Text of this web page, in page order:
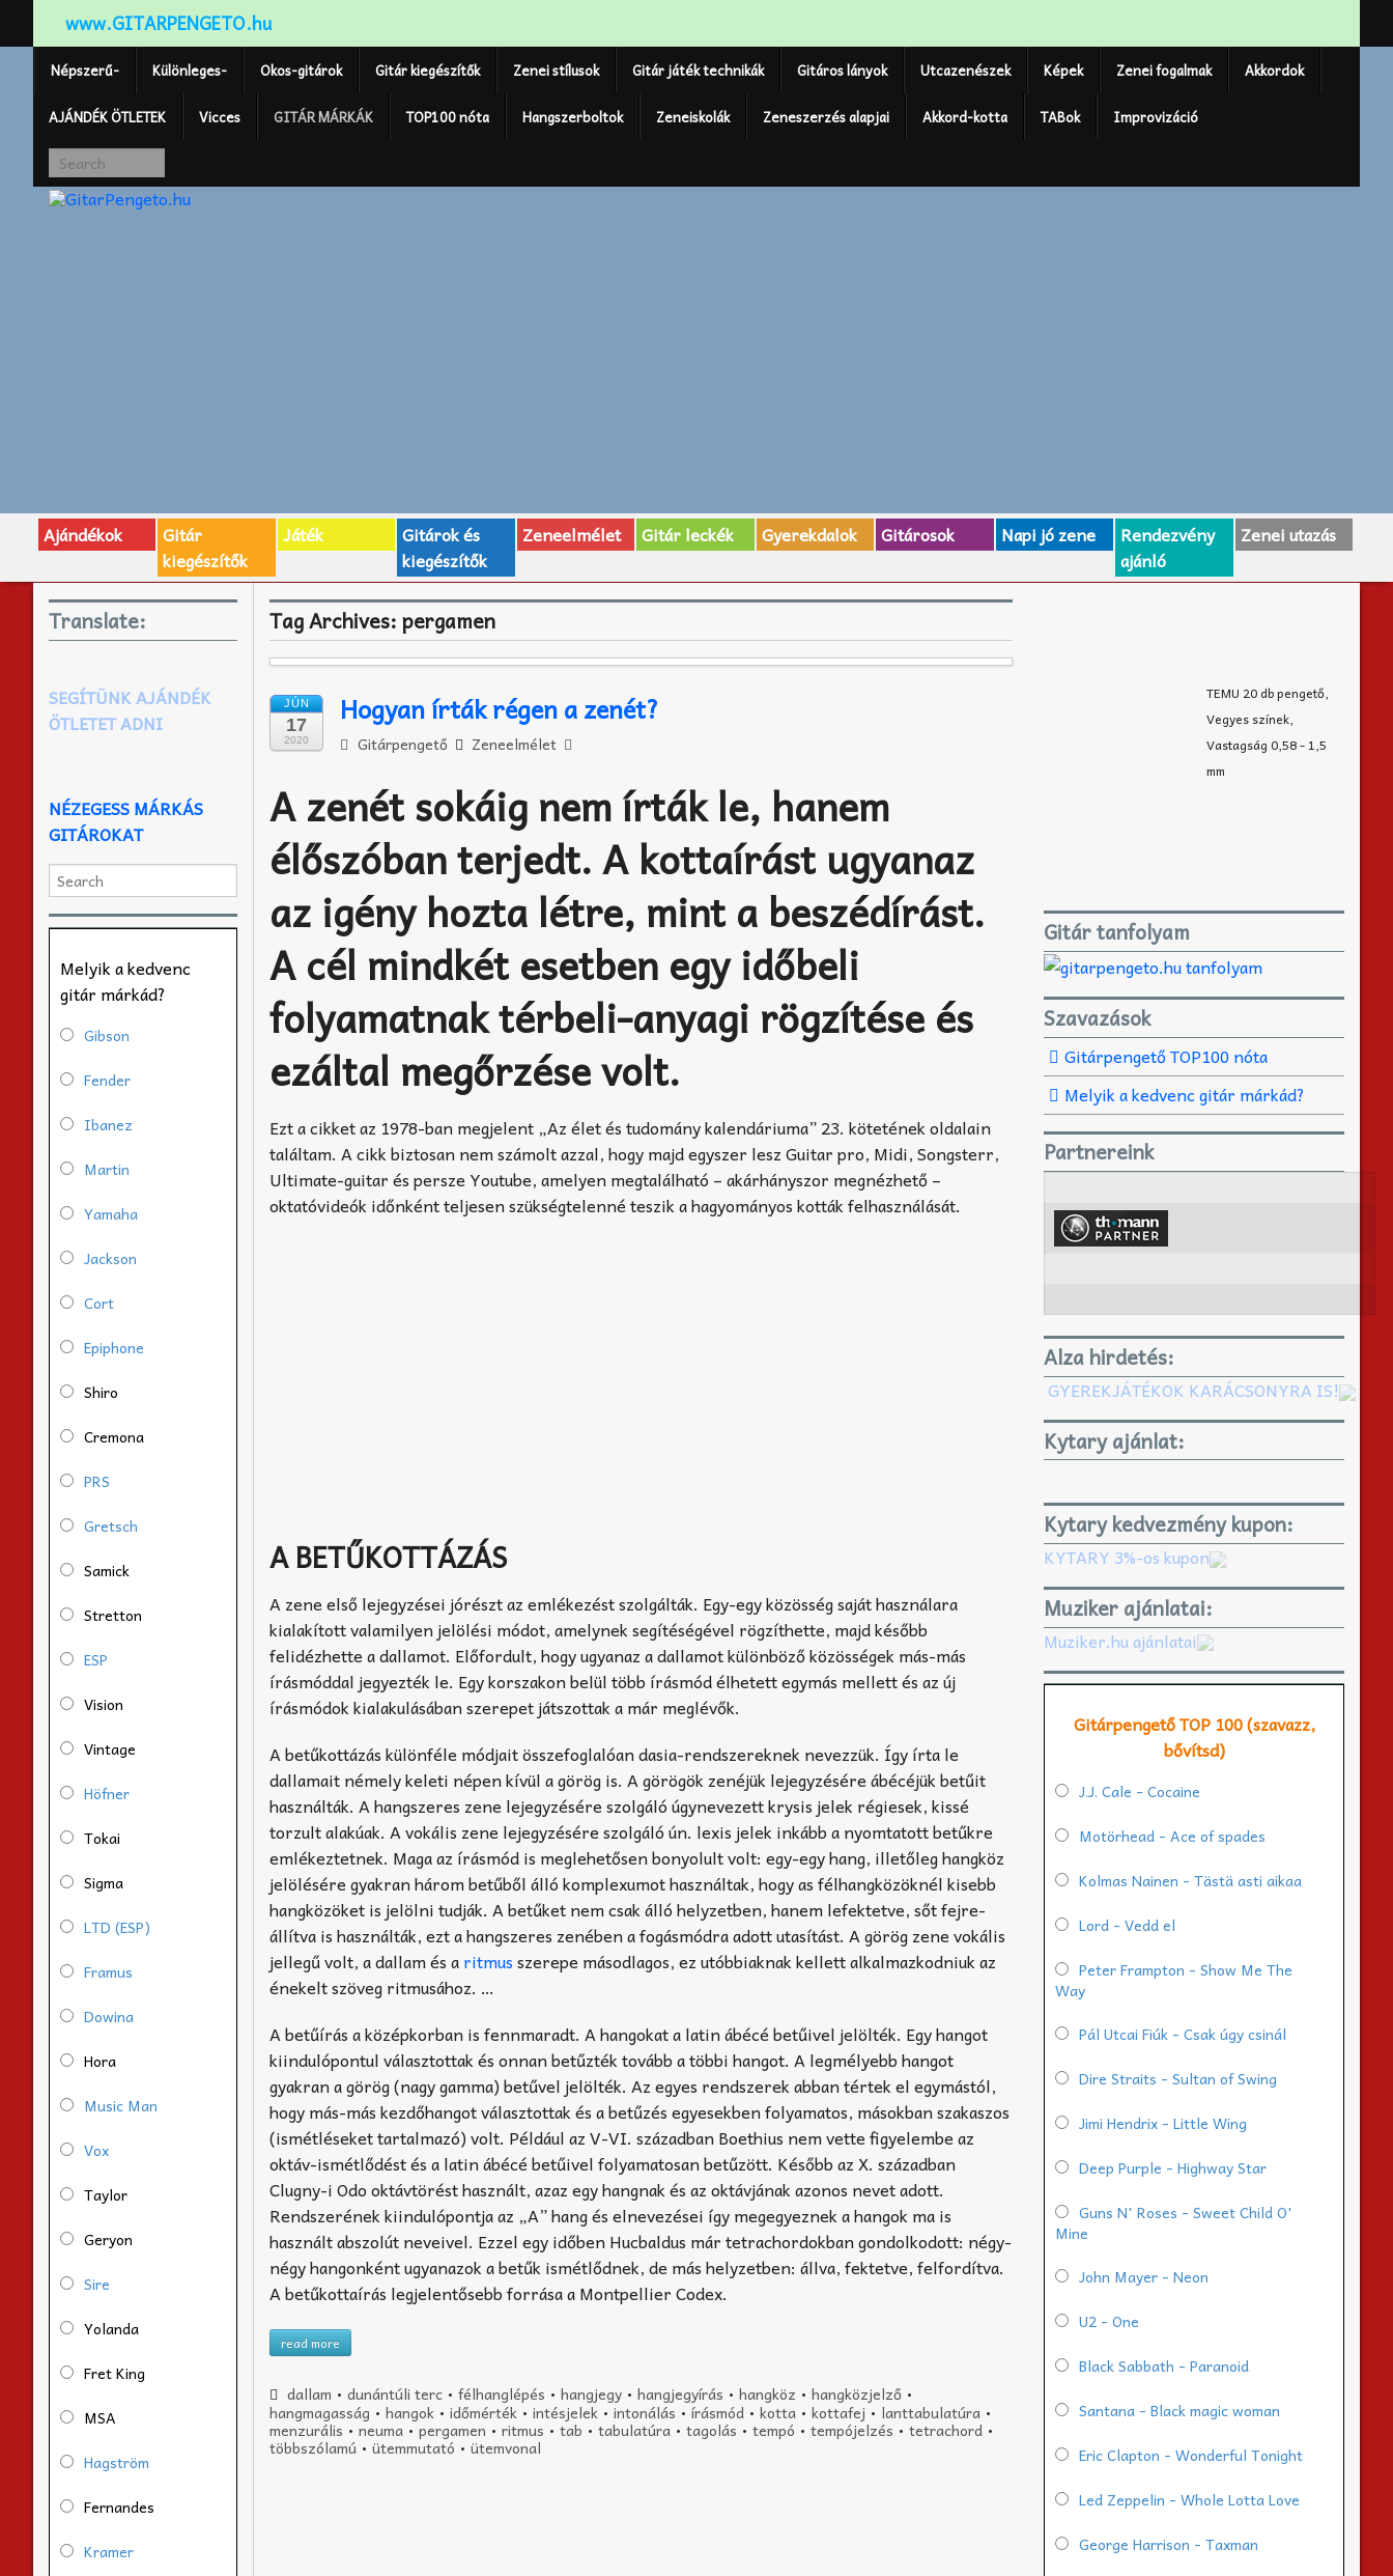
www.GITARPENGETO.hu
Népszerű- Különleges- Okos-gitárok Gitár kiegészítők Zenei stílusok Gitár játék technikák Gitáros lányok Utcazenészek Képek Zenei fogalmak Akkordok
AJÁNDÉK ÖTLETEK Vicces GITÁR MÁRKÁK TOP100 nóta Hangszerboltok Zeneiskolák Zeneszerzés alapjai Akkord-kotta TABok Improvizáció
Ajándékok
Gitár
kiegészítők
Játék
Gitárok és
kiegészítők
Zeneelmélet Gitár leckék Gyerekdalok Gitárosok Napi jó zene
Rendezvény
ajánló
Zenei utazás
Tag Archives:pergamen
JÚN
17
2020
Hogyan írták régen a zenét?
Gitárpengető Zeneelmélet
A zenét sokáig nem írták le, hanem
élőszóban terjedt. A kottaírást ugyanaz
az igény hozta létre, mint a beszédírást.
A cél mindkét esetben egy időbeli
folyamatnak térbeli-anyagi rögzítése és
ezáltal megőrzése volt.
Ezt a cikket az 1978-ban megjelent „Az élet és tudomány kalendáriuma” 23. kötetének oldalain
találtam. A cikk biztosan nem számolt azzal, hogy majd egyszer lesz Guitar pro, Midi, Songsterr,
Ultimate-guitar és persze Youtube, amelyen megtalálható – akárhányszor megnézhető –
oktatóvideók időnként teljesen szükségtelenné teszik a hagyományos kották felhasználását.
A BETŰKOTTÁZÁS
A zene első lejegyzései jórészt az emlékezést szolgálták. Egy-egy közösség saját használara
kialakított valamilyen jelölési módot, amelynek segítéségével rögzíthette, majd később
felidézhette a dallamot. Előfordult, hogy ugyanaz a dallamot különböző közösségek más-más
írásmóddal jegyezték le. Egy korszakon belül több írásmód élhetett egymás mellett és az új
írásmódok kialakulásában szerepet játszottak a már meglévők.
A betűkottázás különféle módjait összefoglalóan dasia-rendszereknek nevezzük. Így írta le
dallamait némely keleti népen kívül a görög is. A görögök zenéjük lejegyzésére ábécéjük betűit
használták. A hangszeres zene lejegyzésére szolgáló úgynevezett krysis jelek régiesek, kissé
torzult alakúak. A vokális zene lejegyzésére szolgáló ún. lexis jelek inkább a nyomtatott betűkre
emlékeztetnek. Maga az írásmód is meglehetősen bonyolult volt: egy-egy hang, illetőleg hangköz
jelölésére gyakran három betűből álló komplexumot használtak, hogy as félhangközöknél kisebb
hangközöket is jelölni tudják. A betűket nem csak álló helyzetben, hanem lefektetve, sőt fejre-
állítva is használták, ezt a hangszeres zenében a fogásmódra adott utasítást. A görög zene vokális
jellegű volt, a dallam és aritmusszerepe másodlagos, ez utóbbiaknak kellett alkalmazkodniuk az
énekelt szöveg ritmusához. …
A betűírás a középkorban is fennmaradt. A hangokat a latin ábécé betűivel jelölték. Egy hangot
kiindulópontul választottak és onnan betűzték tovább a többi hangot. A legmélyebb hangot
gyakran a görög (nagy gamma) betűvel jelölték. Az egyes rendszerek abban tértek el egymástól,
hogy más-más kezdőhangot választottak és a betűzés egyesekben folyamatos, másokban szakaszos
(ismétléseket tartalmazó) volt. Például az V-VI. században Boethius nem vette figyelembe az
oktáv-ismétlődést és a latin ábécé betűivel folyamatosan betűzött. Később az X. században
Clugny-i Odo oktávtörést használt, azaz egy hangnak és az oktávjának azonos nevet adott.
Rendszerének kiindulópontja az „A” hang és elnevezései így megegyeznek a hangok ma is
használt abszolút neveivel. Ezzel egy időben Hucbaldus már tetrachordokban gondolkodott: négy-
négy hangonként ugyanazok a betűk ismétlődnek, de más helyzetben: állva, fektetve, felfordítva.
A betűkottaírás legjelentősebb forrása a Montpellier Codex.
read more
dallam • dunántúli terc• félhanglépés • hangjegy• hangjegyírás • hangköz • hangközjelző •
hangmagasság •hangok •időmérték •intésjelek •intonálás •írásmód •kotta •kottafej • lanttabulatúra •
menzurális •neuma •pergamen •ritmus •tab •tabulatúra •tagolás •tempó •tempójelzés •tetrachord •
többszólamú •ütemmutató •ütemvonal
Translate:
SEGÍTÜNK AJÁNDÉK
ÖTLETET ADNI
NÉZEGESS MÁRKÁS
GITÁROKAT
Melyik a kedvenc
gitár márkád?
Gibson
Fender
Ibanez
Martin
Yamaha
Jackson
Cort
Epiphone
Shiro
Cremona
PRS
Gretsch
Samick
Stretton
ESP
Vision
Vintage
Höfner
Tokai
Sigma
LTD (ESP)
Framus
Dowina
Hora
Music Man
Vox
Taylor
Geryon
Sire
Yolanda
Fret King
MSA
Hagström
Fernandes
Kramer
TEMU 20 db pengető,
Vegyes színek,
Vastagság 0,58 - 1,5
mm
Gitár tanfolyam
Szavazások
Gitárpengető TOP100 nóta
Melyik a kedvenc gitár márkád?
Partnereink
Alza hirdetés:
GYEREKJÁTÉKOK KARÁCSONYRA IS!
Kytary ajánlat:
Kytary kedvezmény kupon:
KYTARY 3%-os kupon
Muziker ajánlatai:
Muziker.hu ajánlatai
Gitárpengető TOP 100 (szavazz,
bővítsd)
J.J. Cale - Cocaine
Motörhead - Ace of spades
Kolmas Nainen - Tästä asti aikaa
Lord - Vedd el
Peter Frampton - Show Me The
Way
Pál Utcai Fiúk - Csak úgy csinál
Dire Straits - Sultan of Swing
Jimi Hendrix - Little Wing
Deep Purple - Highway Star
Guns N' Roses - Sweet Child O'
Mine
John Mayer - Neon
U2 - One
Black Sabbath - Paranoid
Santana - Black magic woman
Eric Clapton - Wonderful Tonight
Led Zeppelin - Whole Lotta Love
George Harrison - Taxman